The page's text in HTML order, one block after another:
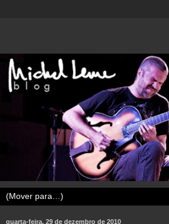
quarta-feira, 29 de dezembro de 2010